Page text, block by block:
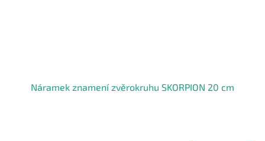
Náramek znamení zvěrokruhu SKORPION 20 cm